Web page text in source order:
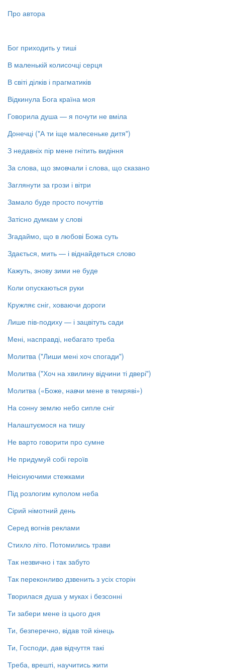
Про автора
Бог приходить у тиші
В маленькій колисочці серця
В світі ділків і прагматиків
Відкинула Бога країна моя
Говорила душа — я почути не вміла
Донечці ("А ти іще малесеньке дитя")
З недавніх пір мене гнітить видіння
За слова, що змовчали і слова, що сказано
Заглянути за грози і вітри
Замало буде просто почуттів
Затісно думкам у слові
Згадаймо, що в любові Божа суть
Здається, мить — і віднайдеться слово
Кажуть, знову зими не буде
Коли опускаються руки
Кружляє сніг, ховаючи дороги
Лише пів-подиху — і зацвітуть сади
Мені, насправді, небагато треба
Молитва ("Лиши мені хоч спогади")
Молитва ("Хоч на хвилину відчини ті двері")
Молитва («Боже, навчи мене в темряві»)
На сонну землю небо сипле сніг
Налаштуємося на тишу
Не варто говорити про сумне
Не придумуй собі героїв
Неіснуючими стежками
Під розлогим куполом неба
Сірий німотний день
Серед вогнів реклами
Стихло літо. Потомились трави
Так незвично і так забуто
Так переконливо дзвенить з усіх сторін
Творилася душа у муках і безсонні
Ти забери мене із цього дня
Ти, безперечно, відав той кінець
Ти, Господи, дав відчуття такі
Треба, врешті, научитись жити